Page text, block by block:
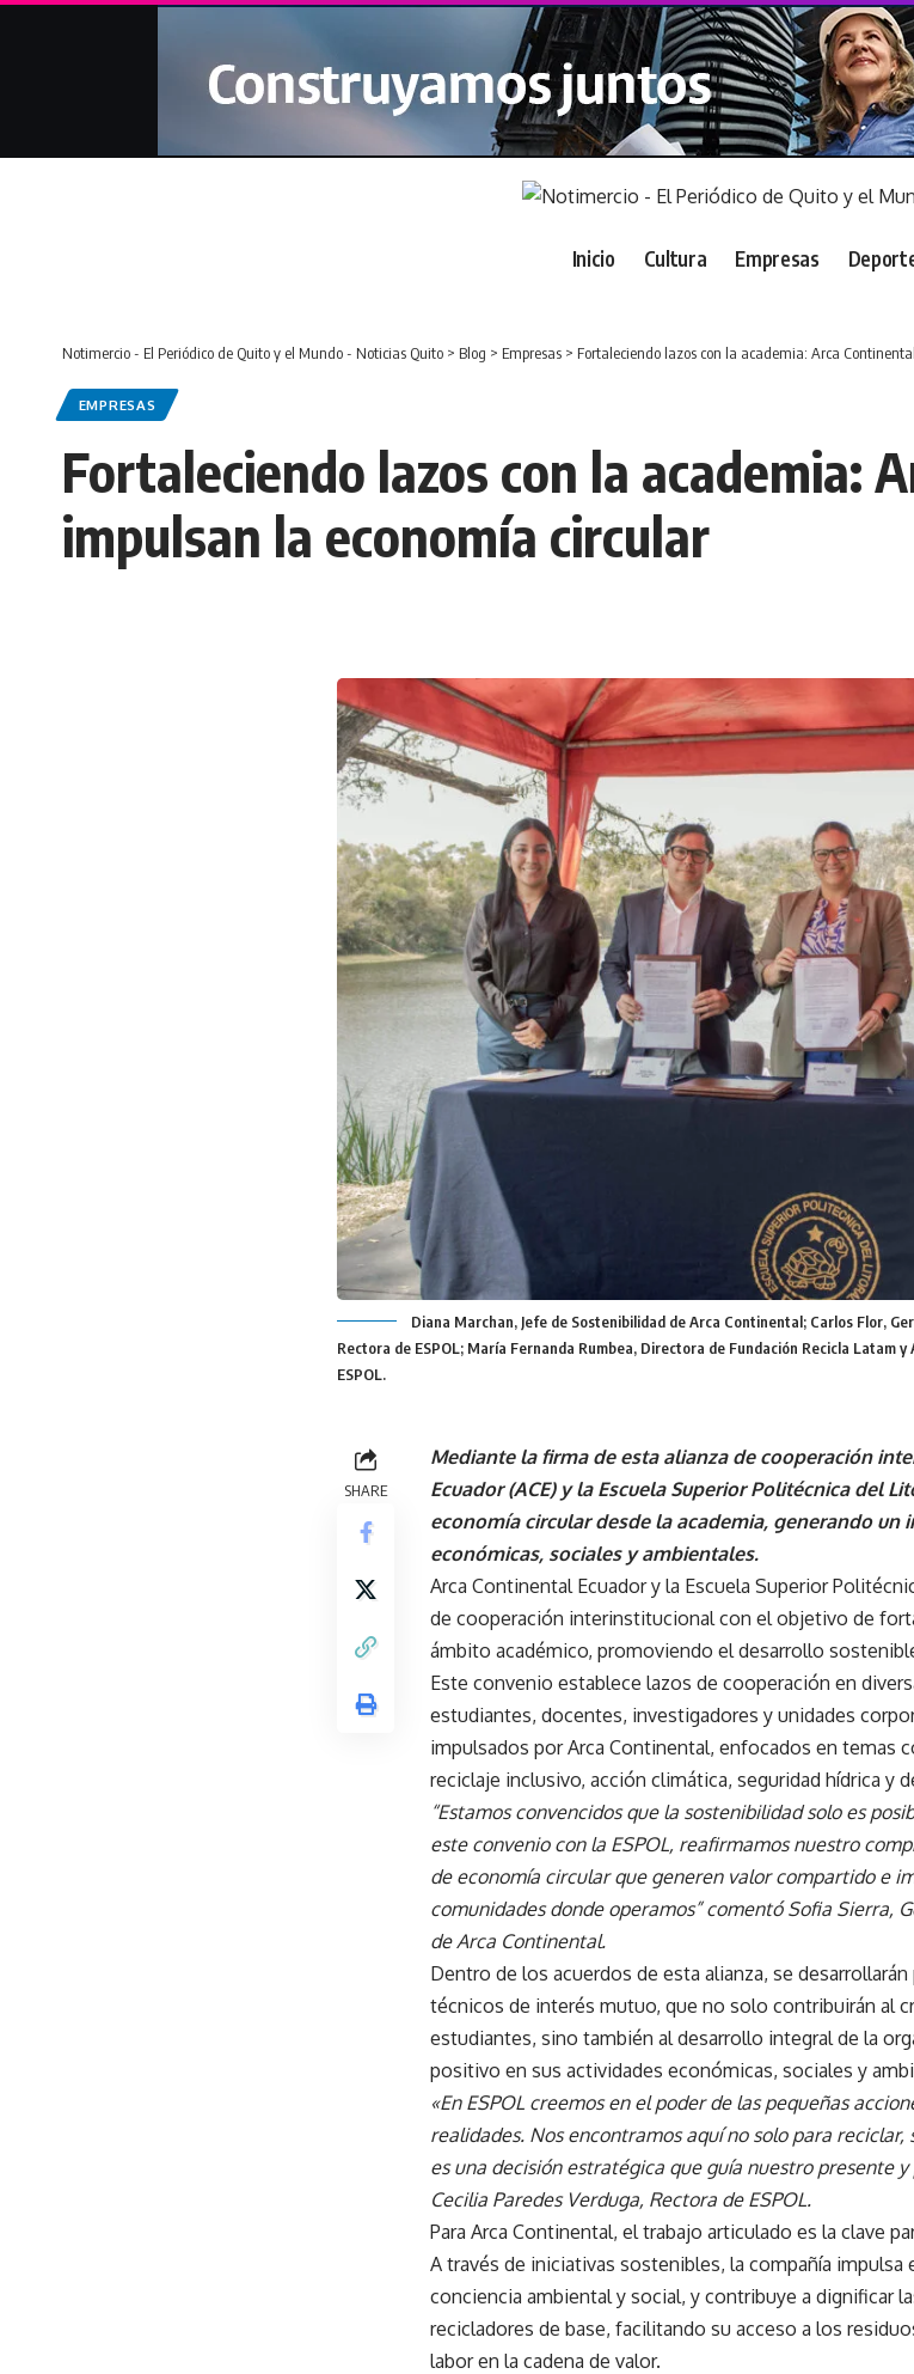
Inicio Cultura Empresas
Notimercio - El Periódico de Quito y el Mundo - Noticias Quito > Blog > Empresas > Fortaleciendo lazos con la academia: Arca
EMPRESAS
Fortaleciendo lazos con la academia:
impulsan la economía circular
Diana Marchan, Jefe de Sostenibilidad de Arca Continental; Carlos Flor,
Rectora de ESPOL; María Fernanda Rumbea, Directora de Fundación Recicla Latam
ESPOL.
SHARE
Mediante la firma de esta alianza de cooperación
Ecuador (ACE) y la Escuela Superior Politécnica del
economía circular desde la academia, generando
económicas, sociales y ambientales.
Arca Continental Ecuador y la Escuela Superior
de cooperación interinstitucional con el objetivo de
ámbito académico, promoviendo el desarrollo
Este convenio establece lazos de cooperación en
estudiantes, docentes, investigadores y unidades
impulsados por Arca Continental, enfocados en temas
reciclaje inclusivo, acción climática, seguridad hídrica y
“Estamos convencidos que la sostenibilidad solo es
este convenio con la ESPOL, reafirmamos nuestro
de economía circular que generen valor compartido e
comunidades donde operamos” comentó Sofia Sierra,
de Arca Continental.
Dentro de los acuerdos de esta alianza, se
técnicos de interés mutuo, que no solo contribuirán al
estudiantes, sino también al desarrollo integral de la
positivo en sus actividades económicas, sociales y
«En ESPOL creemos en el poder de las pequeñas
realidades. Nos encontramos aquí no solo para
es una decisión estratégica que guía nuestro presente
Cecilia Paredes Verduga, Rectora de ESPOL.
Para Arca Continental, el trabajo articulado es la clave
A través de iniciativas sostenibles, la compañía impulsa
conciencia ambiental y social, y contribuye a dignificar
recicladores de base, facilitando su acceso a los
labor en la cadena de valor.